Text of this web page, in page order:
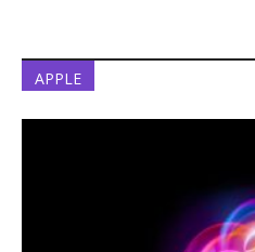
APPLE